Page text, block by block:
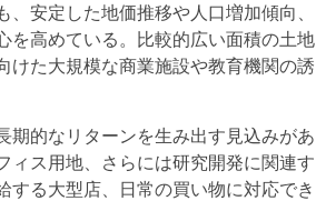
安定した地価推移や人口増加傾向、
を高めている。比較的広い面積の土地
けた大規模な商業施設や教育機関の誘
期的なリターンを生み出す見込みがあ
ィス用地、さらには研究開発に関連す
する大型店、日常の買い物に対応でき